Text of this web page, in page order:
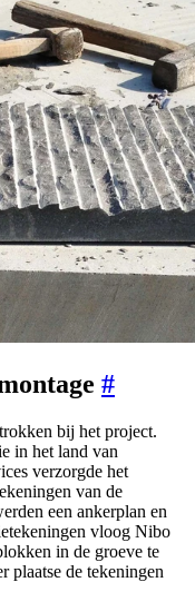
#
bij het project.
in het land van
verzorgde het
van de
een ankerplan en
vloog Nibo
in de groeve te
plaatse de tekeningen